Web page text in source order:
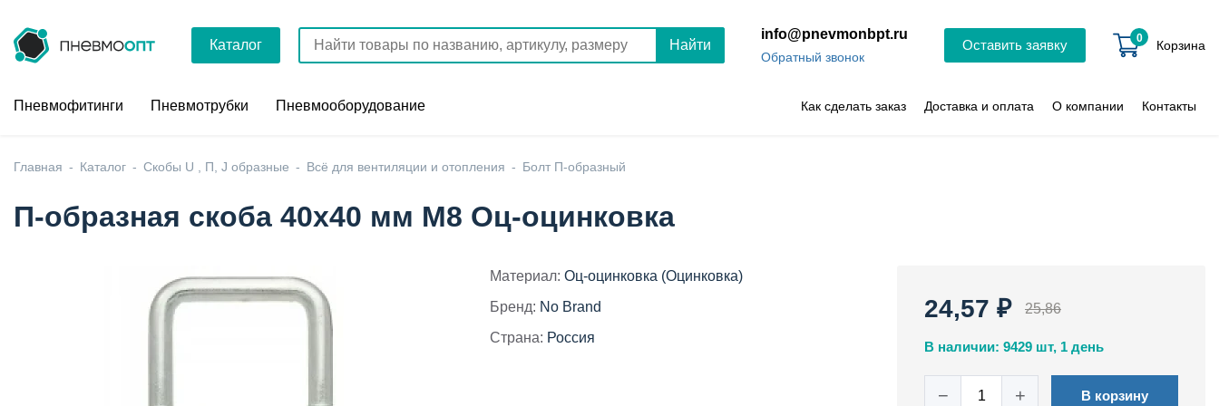
Каталог Найти
info@pnevmonbpt.ru
Обратный звонок
Оставить заявку 0 Корзина
Пневмофитинги Пневмотрубки Пневмооборудование Как сделать заказ Доставка и оплата О компании Контакты
Главная Каталог Скобы U , П, J образные Всё для вентиляции и отопления Болт П-образный
П-образная скоба 40х40 мм М8 Оц-оцинковка
Материал: Оц-оцинковка (Оцинковка)
Бренд: No Brand
Страна: Россия
24,57 ₽ 25,86
В наличии: 9429 шт, 1 день
− + В корзину